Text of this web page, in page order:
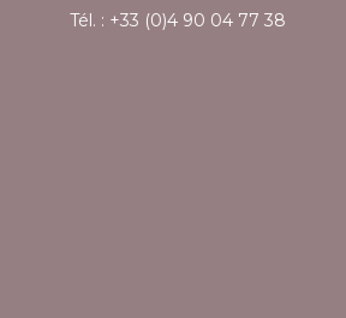
Tél. : +33 (0)4 90 04 77 38